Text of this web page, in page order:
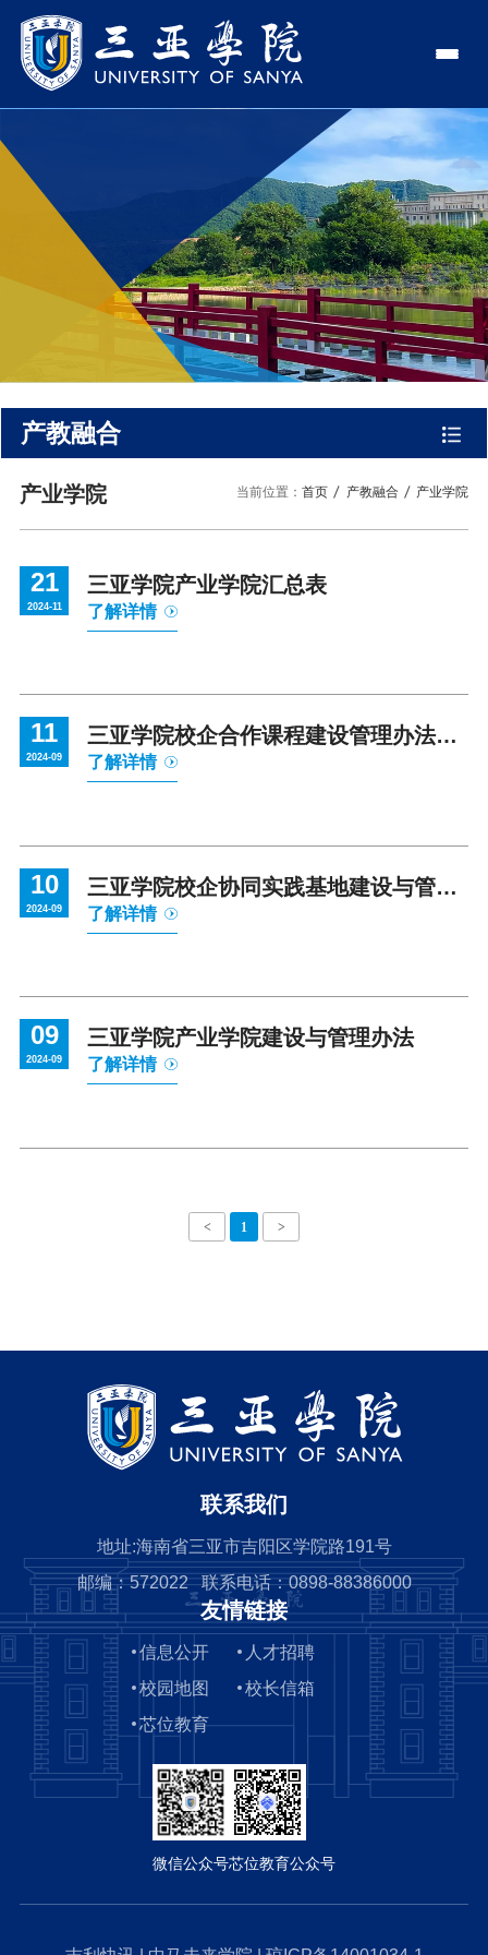
学校领导
理事长
党委书记、政府督导专员
学校简介
走近理事长
走近校董事长
学校机构
校园风景
学院与部门
社会治理学院
艺术创意与数字设计学院
文学院
新能源与智能网联汽车学院
旅游与大健康学院
信息与智能工程学院
马克思主义学院
新闻中心
传媒视点
USY媒体
USY印象
视频
图片
科研奖项
合作办学
国际学生
国际合作与交流处
招生就业
招生信息
就业服务
研究生招生
图书馆
访客
English
产教融合
当前位置：首页 产教融合 产业学院
产业学院
21
2024-11
三亚学院产业学院汇总表
了解详情
11
2024-09
三亚学院校企合作课程建设管理办法
（试行）
了解详情
10
2024-09
三亚学院校企协同实践基地建设与管理
办法（试行）
了解详情
09
2024-09
三亚学院产业学院建设与管理办法
了解详情
< 1 >
联系我们
地址:海南省三亚市吉阳区学院路191号
邮编：572022 联系电话：0898-88386000
友情链接
信息公开
人才招聘
校园地图
校长信箱
芯位教育
微信公众号芯位教育公众号